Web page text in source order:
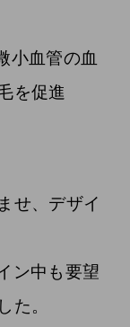
小血管の血
を促進
せ、デザイ
ン中も要望
た。